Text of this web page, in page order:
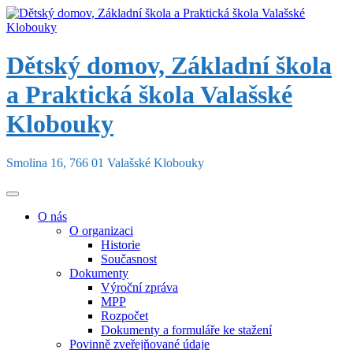
Skip
to
Dětský domov, Základní škola
a Praktická škola Valašské
Klobouky
Smolina 16, 766 01 Valašské Klobouky
O nás
O organizaci
Historie
Současnost
Dokumenty
Výroční zpráva
MPP
Rozpočet
Dokumenty a formuláře ke stažení
Povinně zveřejňované údaje